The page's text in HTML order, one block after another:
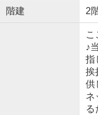
階建 2
こ
♪
指
挨
供
ネ
る